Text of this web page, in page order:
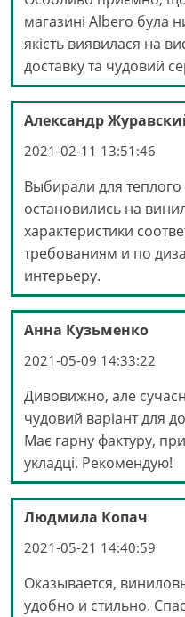
магазині Albero була
якість виявилася на
доставку та чудовий
Александр
2021-02-11 13:51:46
Выбирали для
остановились на
характеристики
требованиям и по
интерьеру.
Анна Кузьменко
2021-05-09 14:33:22
Дивовижно, але
чудовий варіант для
Має гарну фактуру,
укладці. Рекомендую!
Людмила Копач
2021-05-21 14:40:59
Оказывается,
удобно и стильно.